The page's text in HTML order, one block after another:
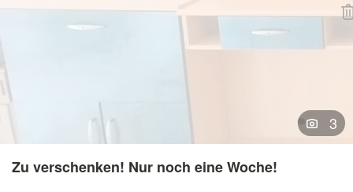
Anzeige aufgeben
3
Zu verschenken! Nur noch eine Woche!